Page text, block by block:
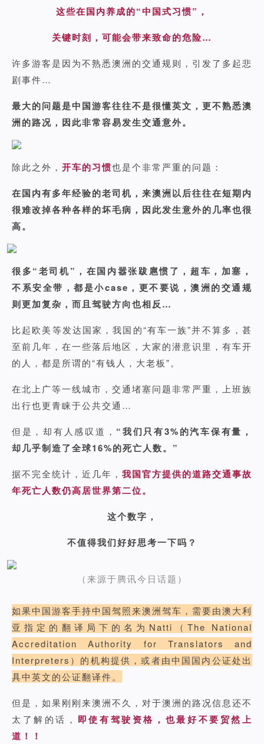
这些在国内养成的“中国式习惯”，
关键时刻，可能会带来致命的危险…
许多游客是因为不熟悉澳洲的交通规则，引发了多起悲
剧事件…
最大的问题是中国游客往往不是很懂英文，更不熟悉澳
洲的路况，因此非常容易发生交通意外。
除此之外， 开车的习惯也是个非常严重的问题：
在国内有多年经验的老司机，来澳洲以后往往在短期内
很难改掉各种各样的坏毛病，因此发生意外的几率也很
高。
很多“老司机”，在国内嚣张跋扈惯了，超车，加塞，
不系安全带，都是小case，更不要说，澳洲的交通规
则更加复杂，而且驾驶方向也相反…
比起欧美等发达国家，我国的“有车一族”并不算多，甚
至前几年，在一些落后地区，大家的潜意识里，有车开
的人，都是所谓的“有钱人，大老板”。
在北上广等一线城市，交通堵塞问题非常严重，上班族
出行也更青睐于公共交通…
但是，却有人感叹道， “我们只有3%的汽车保有量，
却几乎制造了全球16%的死亡人数。”
据不完全统计，近几年， 我国官方提供的道路交通事故
年死亡人数仍高居世界第二位。
这个数字，
不值得我们好好思考一下吗？
（来源于腾讯今日话题）
如果中国游客手持中国驾照来澳洲驾车，需要由澳大利
亚指定的翻译局下的名为Natti（The National
Accreditation Authority for Translators and
Interpreters）的机构提供，或者由中国国内公证处出
具中英文的公证翻译件。
但是，如果刚刚来澳洲不久，对于澳洲的路况信息还不
太了解的话， 即使有驾驶资格，也最好不要贸然上
道！！